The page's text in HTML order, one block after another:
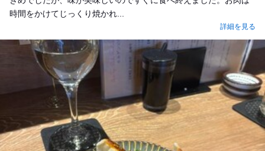
時間をかけてじっくり焼かれ...
詳細を見る